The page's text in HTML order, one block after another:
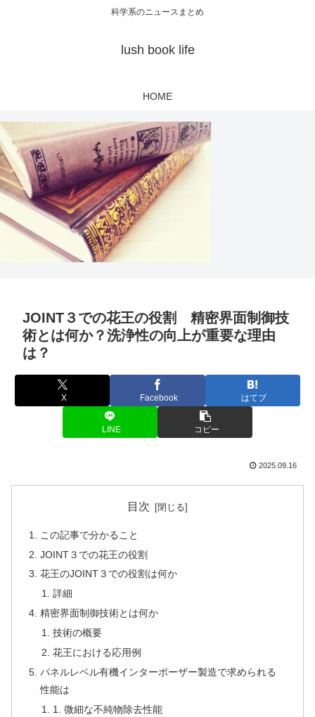
科学系のニュースまとめ
lush book life
HOME
JOINT３での花王の役割 精密界面制御技
術とは何か？洗浄性の向上が重要な理由
は？
X Facebook はてブ
LINE コピー
2025.09.16
目次
この記事で分かること
JOINT３での花王の役割
花王のJOINT３での役割は何か
詳細
精密界面制御技術とは何か
技術の概要
花王における応用例
パネルレベル有機インターポーザー製造で求められる
性能は
1. 微細な不純物除去性能